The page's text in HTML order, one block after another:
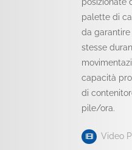
palette di
da
stesse
capacità
di
pile/ora.
Video